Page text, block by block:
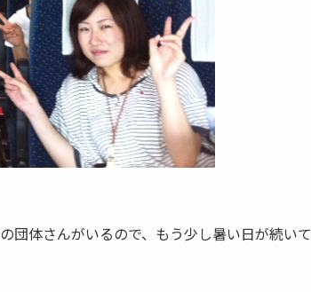
団体さんがいるので、もう少し暑い日が続いて